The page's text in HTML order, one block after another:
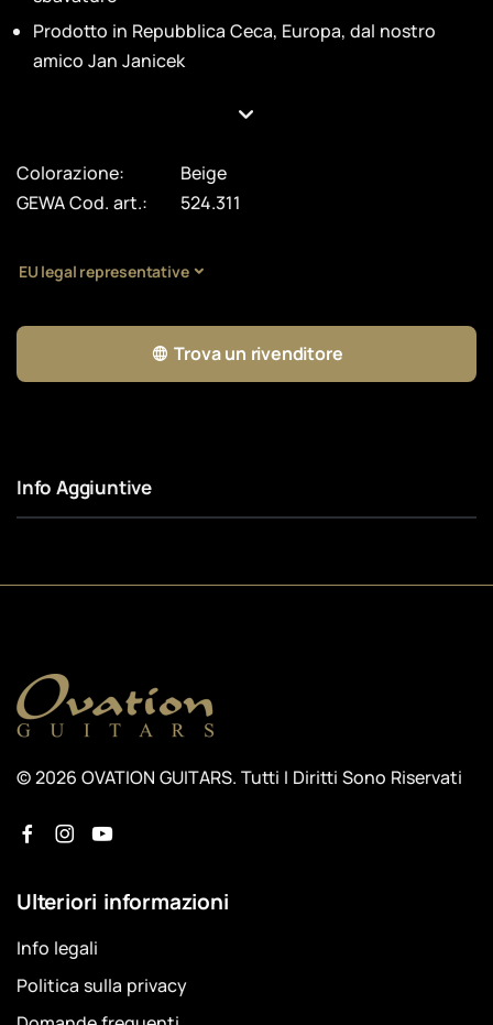
Prodotto in Repubblica Ceca, Europa, dal nostro
amico Jan Janicek
Colorazione:
Beige
GEWA Cod. art.:
524.311
EU legal representative
Trova un rivenditore
Info Aggiuntive
© 2026 OVATION GUITARS. Tutti I Diritti Sono Riservati
Ulteriori informazioni
Info legali
Politica sulla privacy